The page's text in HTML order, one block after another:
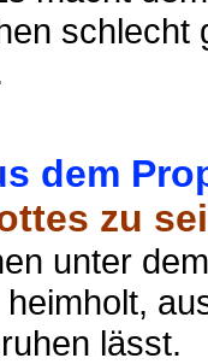
dem
zu
unter
lässt.